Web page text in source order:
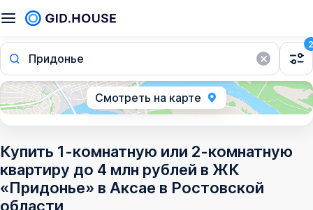
Придонье
2
Смотреть на карте
Купить 1-комнатную или 2-комнатную
квартиру до 4 млн рублей в ЖК
«Придонье» в Аксае в Ростовской
области